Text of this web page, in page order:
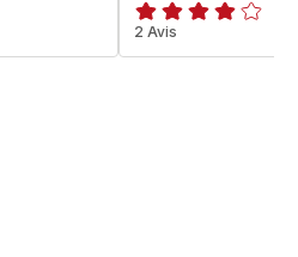
Avis
4
2 Avis